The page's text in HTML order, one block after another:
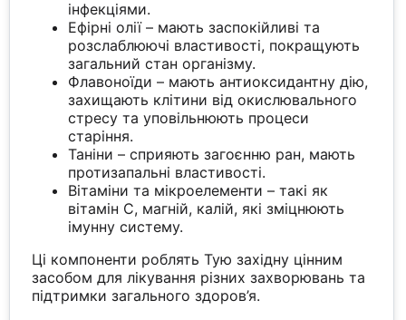
інфекціями.
Ефірні олії – мають заспокійливі та
розслаблюючі властивості, покращують
загальний стан організму.
Флавоноїди – мають антиоксидантну дію,
захищають клітини від окислювального
стресу та уповільнюють процеси
старіння.
Таніни – сприяють загоєнню ран, мають
протизапальні властивості.
Вітаміни та мікроелементи – такі як
вітамін С, магній, калій, які зміцнюють
імунну систему.
Ці компоненти роблять Тую західну цінним
засобом для лікування різних захворювань та
підтримки загального здоров’я.